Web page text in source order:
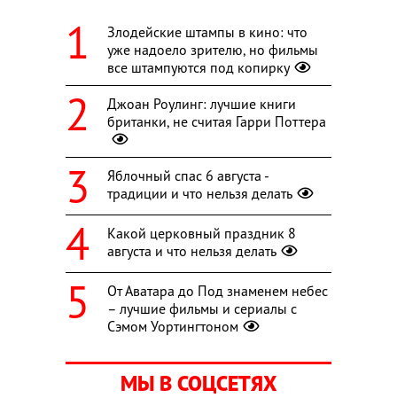
Злодейские штампы в кино: что
уже надоело зрителю, но фильмы
все штампуются под копирку
Джоан Роулинг: лучшие книги
британки, не считая Гарри Поттера
Яблочный спас 6 августа -
традиции и что нельзя делать
Какой церковный праздник 8
августа и что нельзя делать
От Аватара до Под знаменем небес
– лучшие фильмы и сериалы с
Сэмом Уортингтоном
МЫ В СОЦСЕТЯХ